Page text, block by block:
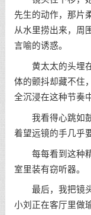
先生的动作，那片
从水里捞出来，周
言喻的诱惑。
黄太太的头埋在
体的颤抖却藏不住
全沉浸在这种节奏
我看得心跳如鼓
着望远镜的手几乎
每每看到这种精
室里装有窃听器。
最后，我把镜头
小刘正在客厅里做